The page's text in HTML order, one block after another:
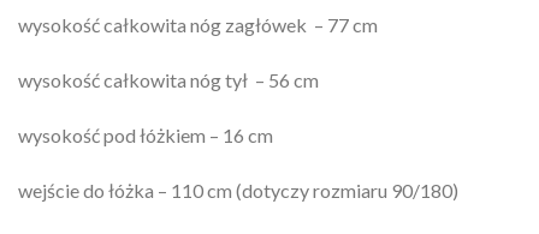
wysokość całkowita nóg zagłówek – 77 cm
wysokość całkowita nóg tył – 56 cm
wysokość pod łóżkiem – 16 cm
wejście do łóżka – 110 cm (dotyczy rozmiaru 90/180)